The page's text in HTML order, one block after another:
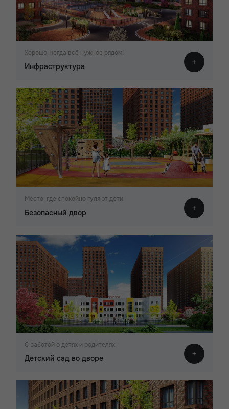
Хорошо, когда всё нужное рядом!
Инфраструктура
Место, где спокойно гуляют дети
Безопасный двор
С заботой о детях и родителях
Детский сад во дворе